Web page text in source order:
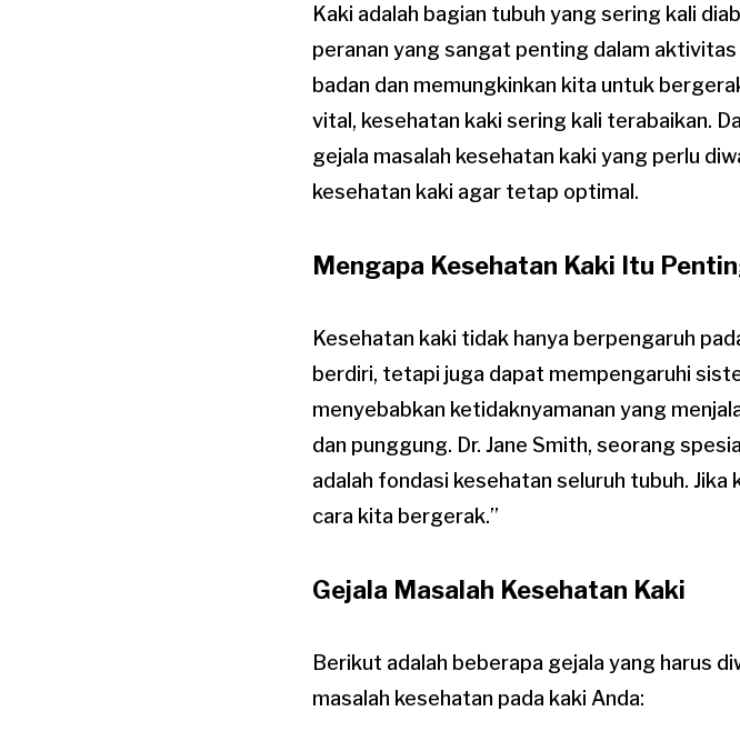
Kaki adalah bagian tubuh yang sering kali
peranan yang sangat penting dalam
badan dan memungkinkan kita untuk
vital, kesehatan kaki sering kali terabaikan.
gejala masalah kesehatan kaki yang perlu
kesehatan kaki agar tetap optimal.
Mengapa Kesehatan Kaki Itu
Kesehatan kaki tidak hanya berpengaruh
berdiri, tetapi juga dapat mempengaruhi
menyebabkan ketidaknyamanan yang
dan punggung. Dr. Jane Smith, seorang
adalah fondasi kesehatan seluruh tubuh.
cara kita bergerak.”
Gejala Masalah Kesehatan Kaki
Berikut adalah beberapa gejala yang harus
masalah kesehatan pada kaki Anda: